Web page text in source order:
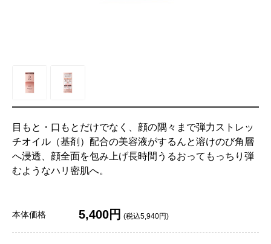
目もと・口もとだけでなく、顔の隅々まで弾力ストレッ
チオイル（基剤）配合の美容液がするんと溶けのび角層
へ浸透、顔全面を包み上げ長時間うるおってもっちり弾
むようなハリ密肌へ。
本体価格 5,400円 (税込5,940円)